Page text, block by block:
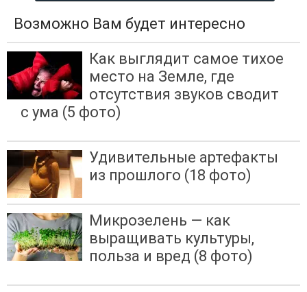
Возможно Вам будет интересно
Как выглядит самое тихое
место на Земле, где
отсутствия звуков сводит
с ума (5 фото)
Удивительные артефакты
из прошлого (18 фото)
Микрозелень — как
выращивать культуры,
польза и вред (8 фото)